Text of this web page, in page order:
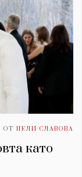
ОТ НЕЛИ СЛАВОВА
като